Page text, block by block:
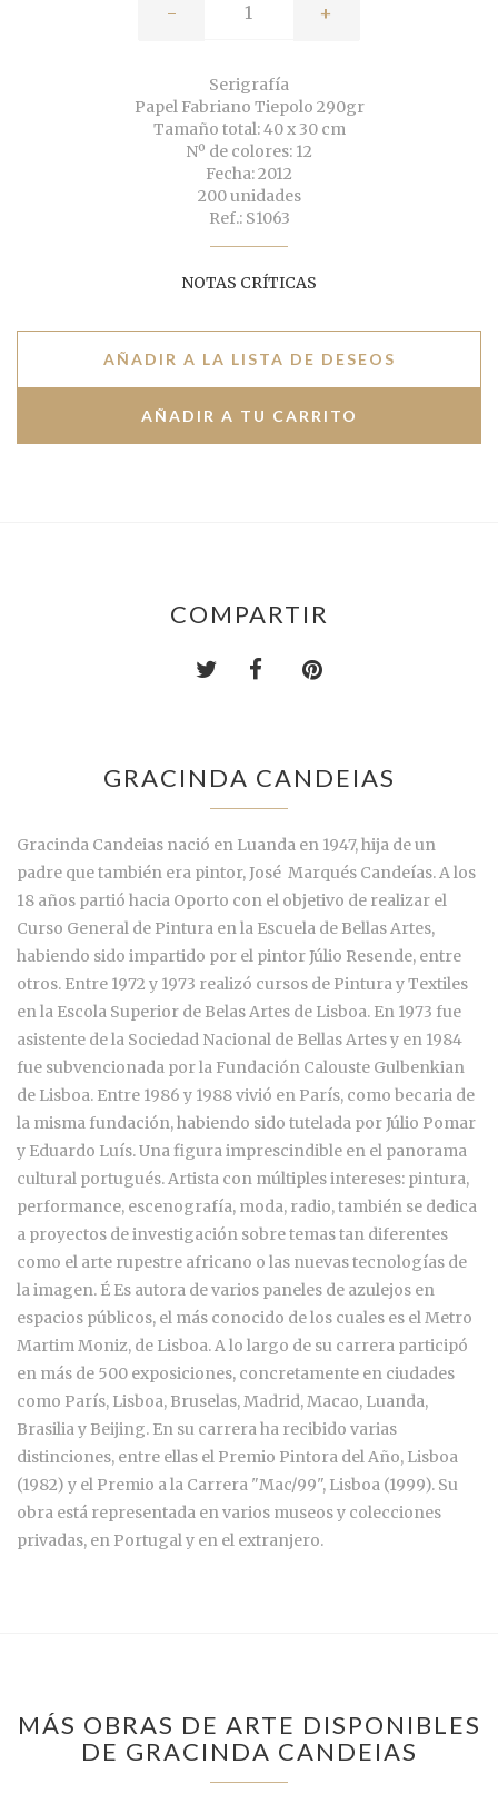
- +
Serigrafía
Papel Fabriano Tiepolo 290gr
Tamaño total: 40 x 30 cm
Nº de colores: 12
Fecha: 2012
200 unidades
Ref.: S1063
NOTAS CRÍTICAS
AÑADIR A LA LISTA DE DESEOS
COMPARTIR
GRACINDA CANDEIAS
Gracinda Candeias nació en Luanda en 1947, hija de un
padre que también era pintor, José Marqués Candeías. A los
18 años partió hacia Oporto con el objetivo de realizar el
Curso General de Pintura en la Escuela de Bellas Artes,
habiendo sido impartido por el pintor Júlio Resende, entre
otros. Entre 1972 y 1973 realizó cursos de Pintura y Textiles
en la Escola Superior de Belas Artes de Lisboa. En 1973 fue
asistente de la Sociedad Nacional de Bellas Artes y en 1984
fue subvencionada por la Fundación Calouste Gulbenkian
de Lisboa. Entre 1986 y 1988 vivió en París, como becaria de
la misma fundación, habiendo sido tutelada por Júlio Pomar
y Eduardo Luís. Una figura imprescindible en el panorama
cultural portugués. Artista con múltiples intereses: pintura,
performance, escenografía, moda, radio, también se dedica
a proyectos de investigación sobre temas tan diferentes
como el arte rupestre africano o las nuevas tecnologías de
la imagen. É Es autora de varios paneles de azulejos en
espacios públicos, el más conocido de los cuales es el Metro
Martim Moniz, de Lisboa. A lo largo de su carrera participó
en más de 500 exposiciones, concretamente en ciudades
como París, Lisboa, Bruselas, Madrid, Macao, Luanda,
Brasilia y Beijing. En su carrera ha recibido varias
distinciones, entre ellas el Premio Pintora del Año, Lisboa
(1982) y el Premio a la Carrera "Mac/99", Lisboa (1999). Su
obra está representada en varios museos y colecciones
privadas, en Portugal y en el extranjero.
MÁS OBRAS DE ARTE DISPONIBLES
DE GRACINDA CANDEIAS